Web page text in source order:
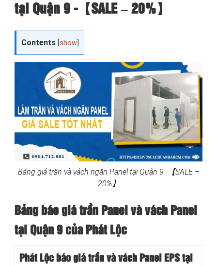
tại Quận 9 -【SALE – 20%】
Contents [show
Bảng giá trần và vách ngăn Panel tại Quận 9 -【SALE –
20%】
Bảng báo giá trần Panel và vách Panel
tại
Quận 9 của Phát Lộc
Phát Lộc báo giá trần và vách Panel EPS tại